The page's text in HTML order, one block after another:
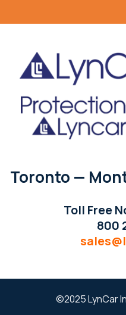
Toronto —
Toll Free
800
©2025 LynCar